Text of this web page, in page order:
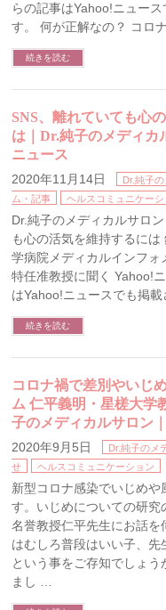
らの記事はYahoo!ニュー
す。 何が正解なの？ コロ
続きを読む
SNS、離れていても心
は｜Dr.純子のメディカ
ニュース
2020年11月14日 Dr.純子
ム・記事
ヘルスコミュニケーシ
Dr.純子のメディカルサロ
も心の活気を維持するには
学病院メディカルインフォ
特任准教授に聞く Yahoo!
はYahoo!ニュースでも掲載
続きを読む
コロナ禍で差別やいじ
ム 仁平義明・星槎大学
子のメディカルサロン
2020年9月5日 Dr.純子のメ
せ
ヘルスコミュニケーション
新型コロナ感染でいじめや
す。いじめについての研究
名誉教授仁平先生にお話を
はむしろ普段はいい子、先
という事をご存知でしょう
まし …